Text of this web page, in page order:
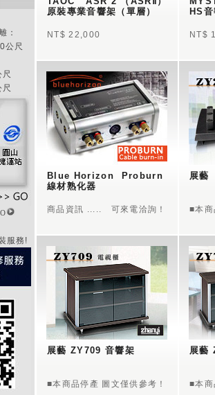
：
公尺
服務!
原裝專業音響架（單層）
NT$ 22,000
HS
NT$
Blue Horizon  Proburn
線材熟化器
商品資訊 ..... 可來電洽詢！
展藝
■本
展藝 ZY709 音響架
■本商品停產 圖文僅供參考！
展藝
■本